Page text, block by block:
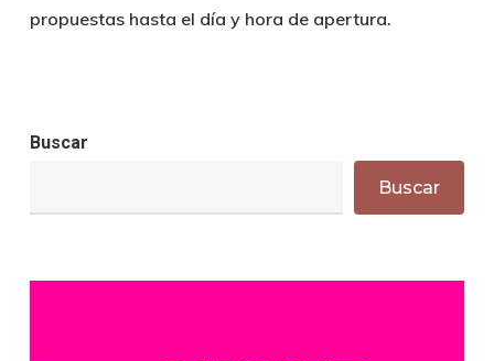
propuestas hasta el día y hora de apertura.
Buscar
Buscar